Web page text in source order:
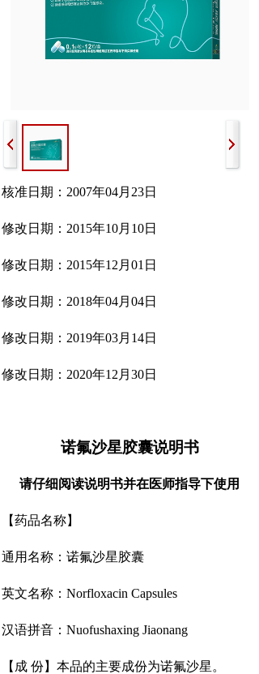
核准日期：2007年04月23日
修改日期：2015年10月10日
修改日期：2015年12月01日
修改日期：2018年04月04日
修改日期：2019年03月14日
修改日期：2020年12月30日
诺氟沙星胶囊说明书
请仔细阅读说明书并在医师指导下使用
【药品名称】
通用名称：诺氟沙星胶囊
英文名称：Norfloxacin Capsules
汉语拼音：Nuofushaxing Jiaonang
【成 份】本品的主要成份为诺氟沙星。